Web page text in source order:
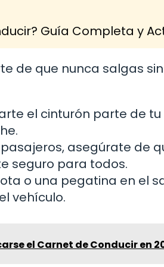
Guía Completa y
de que nunca salgas
el cinturón parte de tu
pasajeros, asegúrate de
seguro para todos.
o una pegatina en el
vehículo.
el Carnet de Conducir en